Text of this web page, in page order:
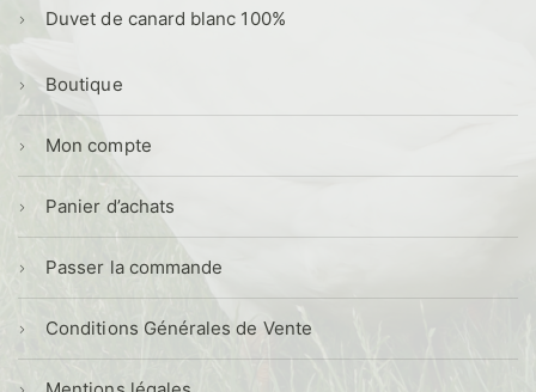
Duvet de canard blanc 100%
Boutique
Mon compte
Panier d’achats
Passer la commande
Conditions Générales de Vente